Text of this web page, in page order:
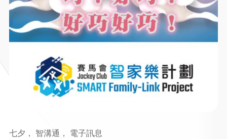
七夕， 智溝通， 電子訊息